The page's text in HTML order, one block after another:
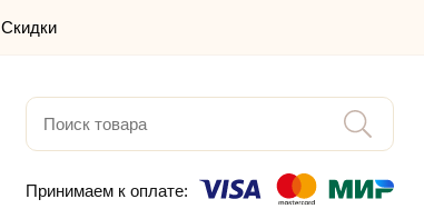
Скидки
Принимаем к оплате: